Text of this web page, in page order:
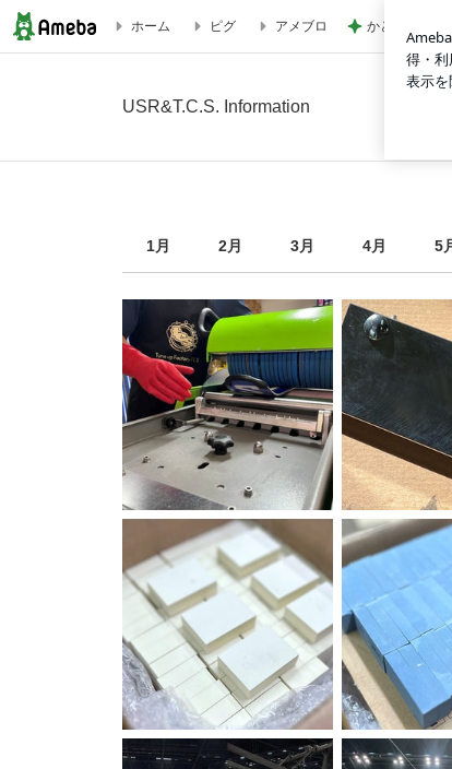
ホーム ピグ アメブロ かとうかず子
USR&T.C.S. Information
1月 2月 3月 4月 5